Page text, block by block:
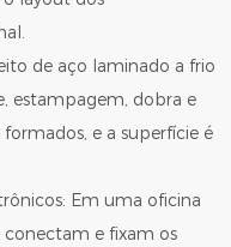
de aço laminado a frio
estampagem, dobra e
e a superfície é
Em uma oficina
conectam e fixam os